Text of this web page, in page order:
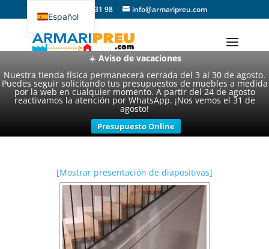
☀️ Aviso de vacaciones
Nuestra tienda física permanecerá cerrada del 3 al 30 de agosto.
Puedes seguir solicitando tus presupuestos de muebles a medida
por la web en cualquier momento. A partir del 24 de agosto
reactivamos la atención por WhatsApp. ¡Nos vemos el 31 de
agosto!
Presupuesto Online
93 357 31 98 info@armaripreu.com
[Mostrar presentación de diapositivas]
Español
Català